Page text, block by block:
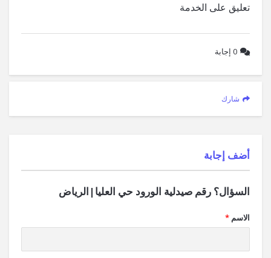
تعليق على الخدمة
0 إجابة
شارك
‫أضف إجابة
السؤال؟ رقم صيدلية الورود حي العليا|الرياض
الاسم *